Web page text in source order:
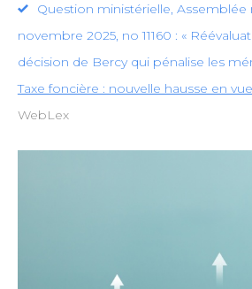
Question ministérielle, Assemblée
novembre 2025, no 11160 : «
décision de Bercy qui pénalise les
Taxe foncière : nouvelle hausse en
WebLex